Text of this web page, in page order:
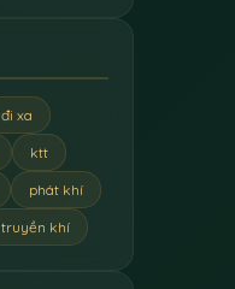
đi xa
ktt
phát khí
truyền khí